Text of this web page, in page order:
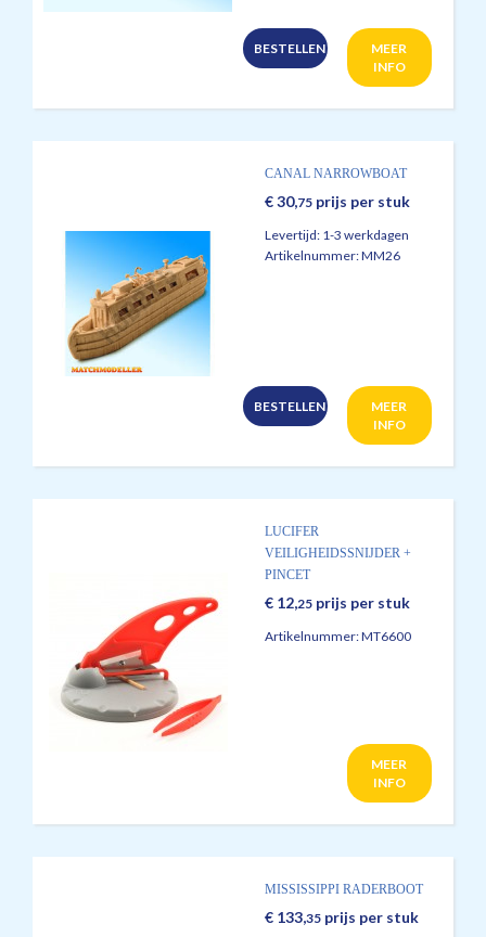
BESTELLEN
MEER
INFO
CANAL NARROWBOAT
€30,75 prijs per stuk
Levertijd: 1-3 werkdagen
Artikelnummer:MM26
BESTELLEN
MEER
INFO
LUCIFER
VEILIGHEIDSSNIJDER +
PINCET
€ 12,25 prijs per stuk
Artikelnummer:MT6600
MEER
INFO
MISSISSIPPI RADERBOOT
€ 133,35 prijs per stuk